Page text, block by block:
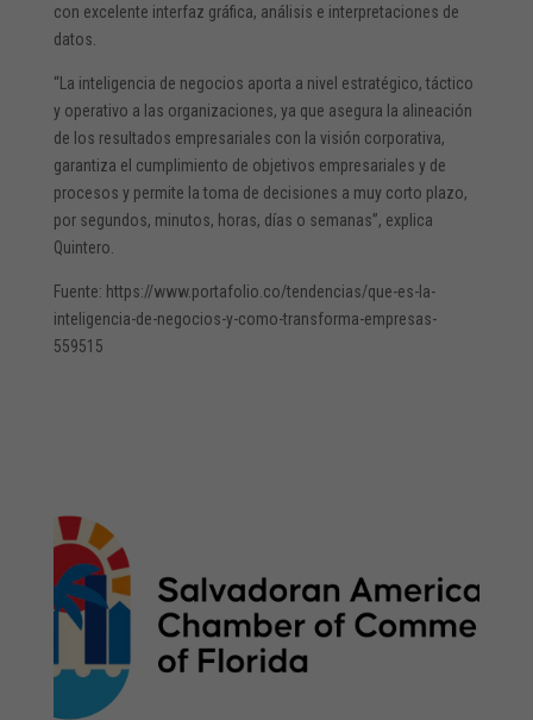
con excelente interfaz gráfica, análisis e interpretaciones de
datos.
“La inteligencia de negocios aporta a nivel estratégico, táctico
y operativo a las organizaciones, ya que asegura la alineación
de los resultados empresariales con la visión corporativa,
garantiza el cumplimiento de objetivos empresariales y de
procesos y permite la toma de decisiones a muy corto plazo,
por segundos, minutos, horas, días o semanas”, explica
Quintero.
Fuente: https://www.portafolio.co/tendencias/que-es-la-
inteligencia-de-negocios-y-como-transforma-empresas-
559515